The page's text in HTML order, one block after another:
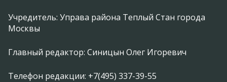
Учредитель: Управа района Теплый Стан города
Москвы
Главный редактор: Синицын Олег Игоревич
Телефон редакции: +7(495) 337-39-55